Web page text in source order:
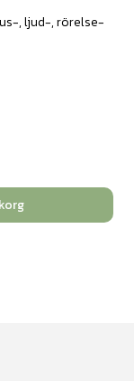
, ljud-, rörelse-